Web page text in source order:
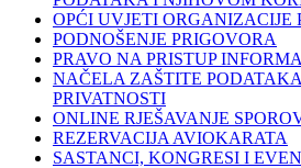
OPĆI UVJETI ORGANIZACIJE
PODNOŠENJE PRIGOVORA
PRAVO NA PRISTUP
NAČELA ZAŠTITE
PRIVATNOSTI
ONLINE RJEŠAVANJE
REZERVACIJA AVIOKARATA
SASTANCI, KONGRESI I